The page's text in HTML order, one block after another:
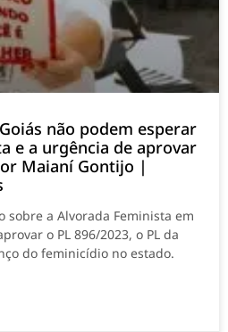
não podem esperar
e a urgência de aprovar
Maianí Gontijo |
sobre a Alvorada Feminista em
o PL 896/2023, o PL da
do feminicídio no estado.